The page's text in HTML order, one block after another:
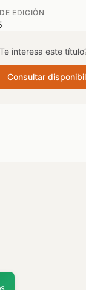
EDICIÓN
interesa este
Consultar